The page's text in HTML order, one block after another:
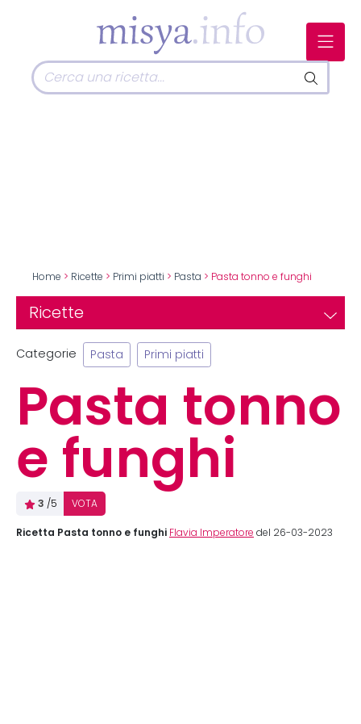
Home > Ricette > Primi piatti > Pasta > Pasta tonno e funghi
Ricette
Categorie Pasta Primi piatti
Pasta tonno
e funghi
3 /5 VOTA
Ricetta Pasta tonno e funghi Flavia Imperatore del 26-03-2023